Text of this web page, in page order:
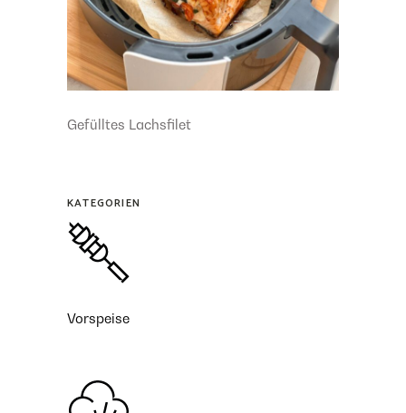
Gefülltes Lachsfilet
KATEGORIEN
Vorspeise